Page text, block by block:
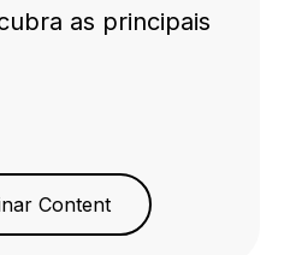
as principais
Content